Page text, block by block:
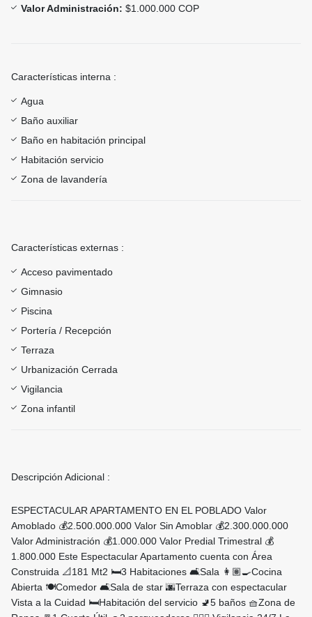
Valor Administración: $1.000.000 COP
Características interna :
Agua
Baño auxiliar
Baño en habitación principal
Habitación servicio
Zona de lavandería
Características externas :
Acceso pavimentado
Gimnasio
Piscina
Portería / Recepción
Terraza
Urbanización Cerrada
Vigilancia
Zona infantil
Descripción Adicional :
ESPECTACULAR APARTAMENTO EN EL POBLADO Valor
Amoblado 💰2.500.000.000 Valor Sin Amoblar 💰2.300.000.000
Valor Administración 💰1.000.000 Valor Predial Trimestral 💰
1.800.000 Este Espectacular Apartamento cuenta con Área
Construida 📐181 Mt2 🛏️3 Habitaciones 🛋️Sala 👩🏽‍🍳Cocina
Abierta 🍽️Comedor 🛋️Sala de star 🌆Terraza con espectacular
Vista a la Cuidad 🛏️Habitación del servicio 🚽5 baños 🧺Zona de